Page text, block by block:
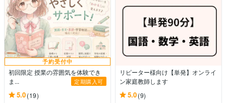
予約受付中
初回限定 授業の雰囲気を体験でき
ま...
定期購入可
5.0(19)
リピーター様向け【単発】オンライ
ン家庭教師します
5.0(9)